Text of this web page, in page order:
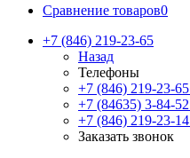
Сравнение товаров0
+7 (846) 219-23-65
Назад
Телефоны
+7 (846) 219-23-65
+7 (84635) 3-84-52
+7 (846) 219-23-14
Заказать звонок